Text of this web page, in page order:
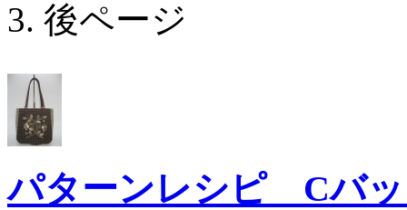
後ページ
パターンレシピ Cバ